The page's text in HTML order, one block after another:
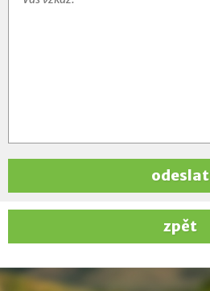
odeslat
zpět